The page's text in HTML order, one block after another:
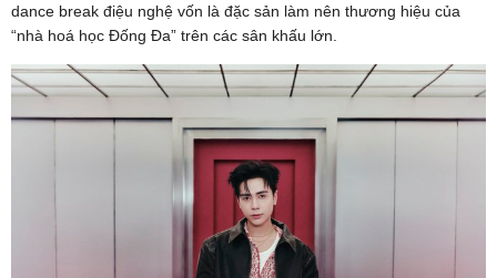
dance break điệu nghệ vốn là đặc sản làm nên thương hiệu của
“nhà hoá học Đống Đa” trên các sân khấu lớn.